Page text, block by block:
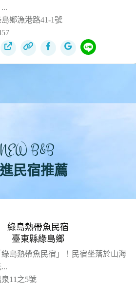
漁港路41-1號
NEW B&B
民宿推薦
綠島熱帶魚民宿
臺東縣綠島鄉
熱帶魚民宿」！民宿坐落於山海
之5號